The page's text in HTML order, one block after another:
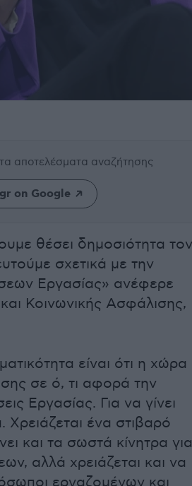
αποτελέσματα αναζήτησης
on Google
θέσει δημοσιότητα τον
σχετικά με την
Εργασίας» ανέφερε
Κοινωνικής Ασφάλισης,
είναι ότι η χώρα
σε ό, τι αφορά την
Εργασίας. Για να γίνει
ένα στιβαρό
και τα σωστά κίνητρα για
αλλά χρειάζεται και να
εργαζομένων και